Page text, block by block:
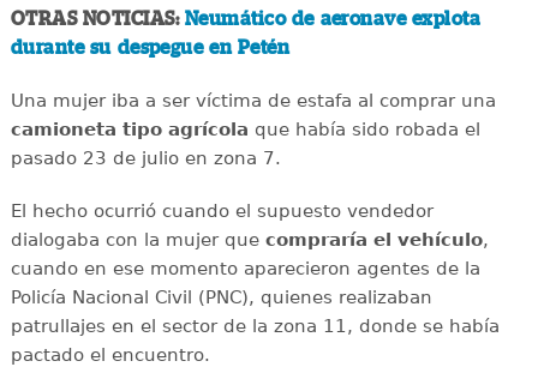
OTRAS NOTICIAS:Neumático de aeronave explota
durante su despegue en Petén
Una mujer iba a ser víctima de estafa al comprar una
camioneta tipo agrícola que había sido robada el
pasado 23 de julio en zona 7.
El hecho ocurrió cuando el supuesto vendedor
dialogaba con la mujer quecompraría el vehículo,
cuando en ese momento aparecieron agentes de la
Policía Nacional Civil (PNC), quienes realizaban
patrullajes en el sector de la zona 11, donde se había
pactado el encuentro.